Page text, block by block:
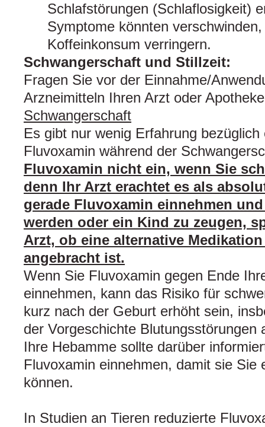
Schlafstörungen (Schlaflosigkeit)
Symptome könnten
Koffeinkonsum verringern.
Schwangerschaft und Stillzeit:
Fragen Sie vor der Einnahme/
Arzneimitteln Ihren Arzt oder
Schwangerschaft
Es gibt nur wenig Erfahrung
Fluvoxamin während der
Fluvoxamin nicht ein, wenn Sie
denn Ihr Arzt erachtet es als
gerade Fluvoxamin einnehmen
werden oder ein Kind zu zeugen,
Arzt, ob eine alternative
angebracht ist.
Wenn Sie Fluvoxamin gegen Ende
einnehmen, kann das Risiko für
kurz nach der Geburt erhöht sein,
der Vorgeschichte Blutungsstörungen
Ihre Hebamme sollte darüber
Fluvoxamin einnehmen, damit sie Sie
können.
In Studien an Tieren reduzierte